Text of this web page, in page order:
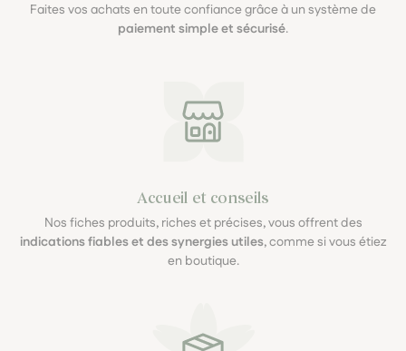
Faites vos achats en toute confiance grâce à un système de
paiement simple et sécurisé.
Accueil et conseils
Nos fiches produits, riches et précises, vous offrent des
indications fiables et des synergies utiles, comme si vous étiez
en boutique.